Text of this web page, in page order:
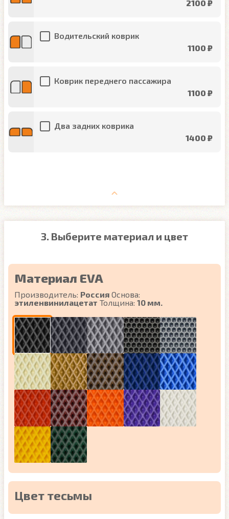
2100 ₽
Водительский коврик
1100 ₽
Коврик переднего пассажира
1100 ₽
Два задних коврика
1400 ₽
3. Выберите материал и цвет
Материал EVA
Производитель: Россия Основа:
этиленвинилацетат Толщина: 10 мм.
Цвет тесьмы